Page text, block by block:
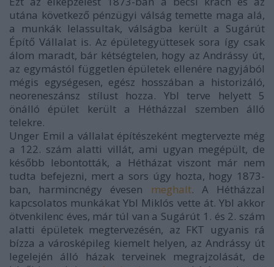
utána következő pénzügyi válság temette maga alá,
a munkák lelassultak, válságba került a Sugárút
Építő Vállalat is. Az épületegyüttesek sora így csak
álom maradt, bár kétségtelen, hogy az Andrássy út,
az egymástól független épületek ellenére nagyjából
mégis egységesen, egész hosszában a historizáló,
neoreneszánsz stílust hozza. Ybl terve helyett 5
önálló épület került a Hétházzal szemben álló
telekre.
Unger Emil a vállalat építészeként megtervezte még
a 122. szám alatti villát, ami ugyan megépült, de
később lebontották, a Hétházat viszont már nem
tudta befejezni, mert a sors úgy hozta, hogy 1873-
ban, harmincnégy évesen
meghalt. A Hétházzal
kapcsolatos munkákat Ybl Miklós vette át. Ybl akkor
ötvenkilenc éves, már túl van a Sugárút 1. és 2. szám
alatti épületek megtervezésén, az FKT ugyanis rá
bízza a városképileg kiemelt helyen, az Andrássy út
legelején álló házak terveinek megrajzolását, de